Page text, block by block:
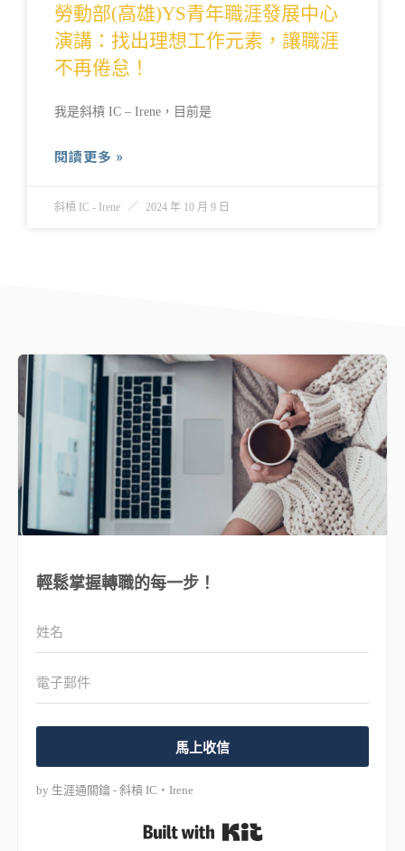
勞動部(高雄)YS青年職涯發展中心
演講：找出理想工作元素，讓職涯
不再倦怠！
我是斜槓 IC – Irene，目前是
閱讀更多 »
斜槓 IC - Irene 2024 年 10 月 9 日
輕鬆掌握轉職的每一步！
馬上收信
by 生涯通關鑰 - 斜槓 IC・Irene